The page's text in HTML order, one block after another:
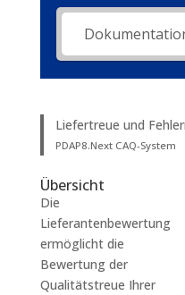
Liefertreue und
PDAP8.Next CAQ-System
Übersicht
Die
Lieferantenbewertung
ermöglicht die
Bewertung der
Qualitätstreue Ihrer